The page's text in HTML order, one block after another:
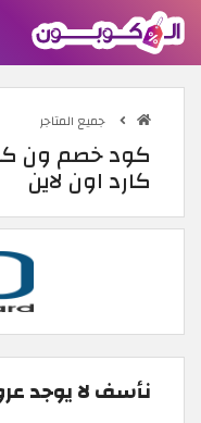
جميع المتاجر
كارد اون لاين
نأسف لا يوجد